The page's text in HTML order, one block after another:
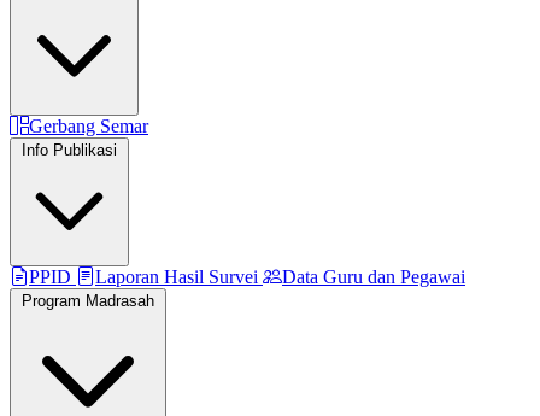
Gerbang Semar
Info Publikasi
PPID Laporan Hasil Survei Data Guru dan Pegawai
Program Madrasah